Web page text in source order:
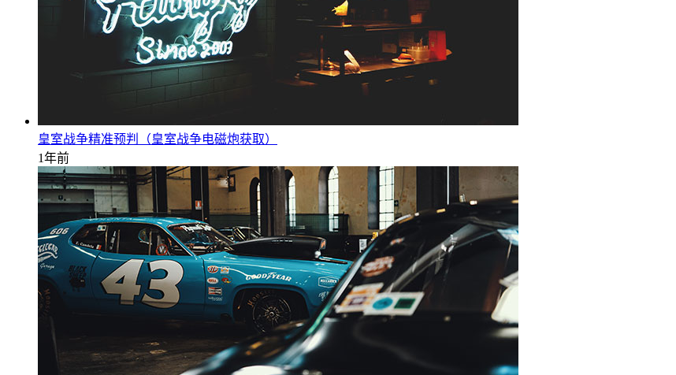
皇室战争精准预判（皇室战争电磁炮获取）
1年前